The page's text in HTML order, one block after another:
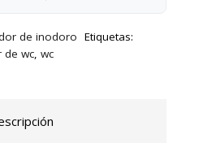
de inodoro Etiquetas:
de wc wc